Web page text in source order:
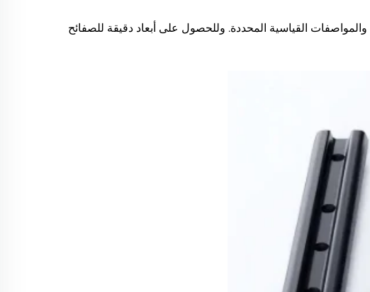
القياسية المحددة. وللحصول على أبعاد دقيقة للصفائح